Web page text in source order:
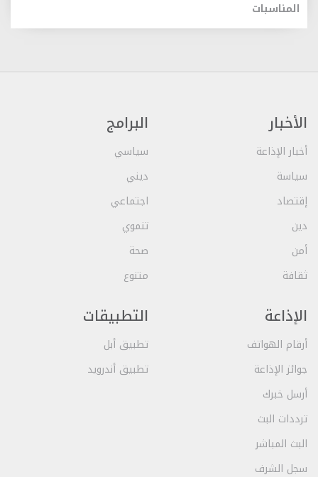
المناسبات
الأخبار
أخبار الإذاعة
سياسة
إقتصاد
دين
أمن
ثقافة
البرامج
سياسي
ديني
اجتماعي
تنموي
صحة
متنوع
الإذاعة
أرقام الهواتف
جوائز الإذاعة
أرسل خبرك
ترددات البث
البث المباشر
سجل الشرف
التطبيقات
تطبيق أبل
تطبيق أندرويد